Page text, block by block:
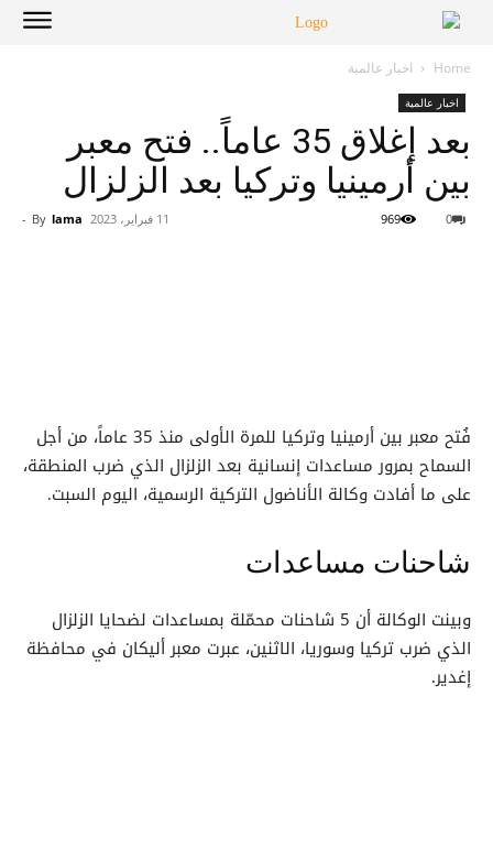
Home اخبار عالمية
اخبار عالمية
بعد إغلاق 35 عاماً.. فتح معبر
بين أرمينيا وتركيا بعد الزلزال
By lama
- 11 فبراير، 2023 0
969
فُتح معبر بين أرمينيا وتركيا للمرة الأولى منذ 35 عاماً، من أجل
السماح بمرور مساعدات إنسانية بعد الزلزال الذي ضرب المنطقة،
على ما أفادت وكالة الأناضول التركية الرسمية، اليوم السبت.
شاحنات مساعدات
وبينت الوكالة أن 5 شاحنات محمّلة بمساعدات لضحايا الزلزال
الذي ضرب تركيا وسوريا، الاثنين، عبرت معبر أليكان في محافظة
إغدير.